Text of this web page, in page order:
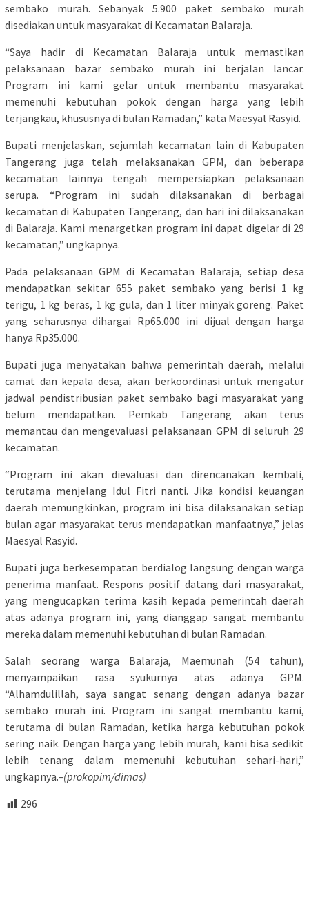
sembako murah. Sebanyak 5.900 paket sembako murah
disediakan untuk masyarakat di Kecamatan Balaraja.
“Saya hadir di Kecamatan Balaraja untuk memastikan
pelaksanaan bazar sembako murah ini berjalan lancar.
Program ini kami gelar untuk membantu masyarakat
memenuhi kebutuhan pokok dengan harga yang lebih
terjangkau, khususnya di bulan Ramadan,” kata Maesyal Rasyid.
Bupati menjelaskan, sejumlah kecamatan lain di Kabupaten
Tangerang juga telah melaksanakan GPM, dan beberapa
kecamatan lainnya tengah mempersiapkan pelaksanaan
serupa. “Program ini sudah dilaksanakan di berbagai
kecamatan di Kabupaten Tangerang, dan hari ini dilaksanakan
di Balaraja. Kami menargetkan program ini dapat digelar di 29
kecamatan,” ungkapnya.
Pada pelaksanaan GPM di Kecamatan Balaraja, setiap desa
mendapatkan sekitar 655 paket sembako yang berisi 1 kg
terigu, 1 kg beras, 1 kg gula, dan 1 liter minyak goreng. Paket
yang seharusnya dihargai Rp65.000 ini dijual dengan harga
hanya Rp35.000.
Bupati juga menyatakan bahwa pemerintah daerah, melalui
camat dan kepala desa, akan berkoordinasi untuk mengatur
jadwal pendistribusian paket sembako bagi masyarakat yang
belum mendapatkan. Pemkab Tangerang akan terus
memantau dan mengevaluasi pelaksanaan GPM di seluruh 29
kecamatan.
“Program ini akan dievaluasi dan direncanakan kembali,
terutama menjelang Idul Fitri nanti. Jika kondisi keuangan
daerah memungkinkan, program ini bisa dilaksanakan setiap
bulan agar masyarakat terus mendapatkan manfaatnya,” jelas
Maesyal Rasyid.
Bupati juga berkesempatan berdialog langsung dengan warga
penerima manfaat. Respons positif datang dari masyarakat,
yang mengucapkan terima kasih kepada pemerintah daerah
atas adanya program ini, yang dianggap sangat membantu
mereka dalam memenuhi kebutuhan di bulan Ramadan.
Salah seorang warga Balaraja, Maemunah (54 tahun),
menyampaikan rasa syukurnya atas adanya GPM.
“Alhamdulillah, saya sangat senang dengan adanya bazar
sembako murah ini. Program ini sangat membantu kami,
terutama di bulan Ramadan, ketika harga kebutuhan pokok
sering naik. Dengan harga yang lebih murah, kami bisa sedikit
lebih tenang dalam memenuhi kebutuhan sehari-hari,”
ungkapnya.–(prokopim/dimas)
296